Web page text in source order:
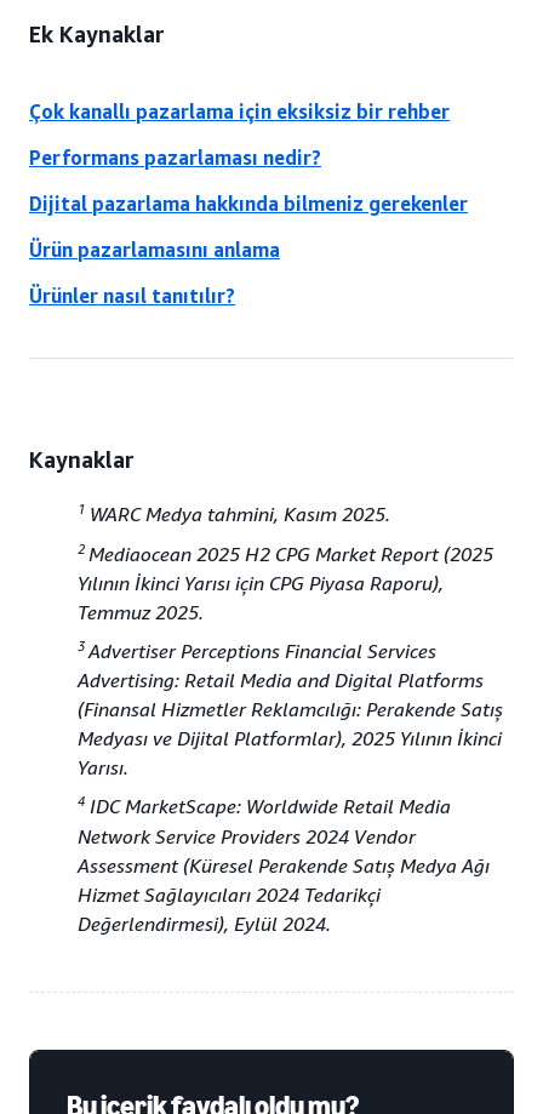
Ek Kaynaklar
Çok kanallı pazarlama için eksiksiz bir rehber
Performans pazarlaması nedir?
Dijital pazarlama hakkında bilmeniz gerekenler
Ürün pazarlamasını anlama
Ürünler nasıl tanıtılır?
Kaynaklar
1 WARC Medya tahmini, Kasım 2025.
2 Mediaocean 2025 H2 CPG Market Report (2025
Yılının İkinci Yarısı için CPG Piyasa Raporu),
Temmuz 2025.
3 Advertiser Perceptions Financial Services
Advertising: Retail Media and Digital Platforms
(Finansal Hizmetler Reklamcılığı: Perakende Satış
Medyası ve Dijital Platformlar), 2025 Yılının İkinci
Yarısı.
4 IDC MarketScape: Worldwide Retail Media
Network Service Providers 2024 Vendor
Assessment (Küresel Perakende Satış Medya Ağı
Hizmet Sağlayıcıları 2024 Tedarikçi
Değerlendirmesi), Eylül 2024.
Bu içerik faydalı oldu mu?